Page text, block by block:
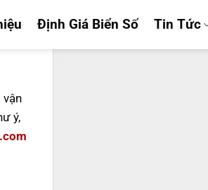
Định Giá Biển Số Tin Tức
vận
ý,